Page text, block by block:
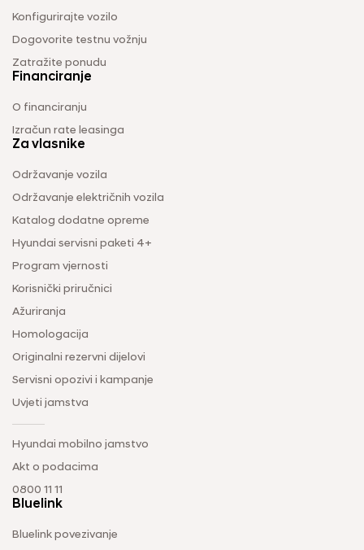
Konfigurirajte vozilo
Dogovorite testnu vožnju
Zatražite ponudu
Financiranje
O financiranju
Izračun rate leasinga
Za vlasnike
Održavanje vozila
Održavanje električnih vozila
Katalog dodatne opreme
Hyundai servisni paketi 4+
Program vjernosti
Korisnički priručnici
Ažuriranja
Homologacija
Originalni rezervni dijelovi
Servisni opozivi i kampanje
Uvjeti jamstva
Hyundai mobilno jamstvo
Akt o podacima
0800 11 11
Bluelink
Bluelink povezivanje